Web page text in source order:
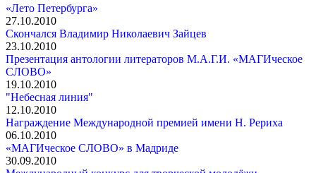
«Лето Петербурга»
27.10.2010
Скончался Владимир Николаевич Зайцев
23.10.2010
Презентация антологии литераторов М.А.Г.И. «МАГИческое
СЛОВО»
19.10.2010
"Небесная линия"
12.10.2010
Награждение Международной премией имени Н. Рериха
06.10.2010
«МАГИческое СЛОВО» в Мадриде
30.09.2010